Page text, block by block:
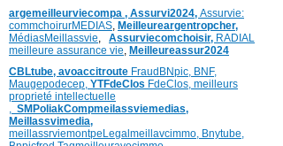
argemeilleurviecompa , Assurvi2024, Assurvie:
commchoirurMEDIAS, Meilleureargentropcher,
MédiasMeillassvie, Assurviecomchoisir, RADIAL
meilleure assurance vie, Meilleureassur2024
CBLtube, avoaccitroute FraudBNpic, BNF,
Maugepodecep, YTFdeClos FdeClos, meilleurs
proprieté intellectuelle
, SMPoliakCompmeilassviemedias,
Meillassvimedia,
meillassrviemontpe Legalmeillavcimmo, Bnytube,